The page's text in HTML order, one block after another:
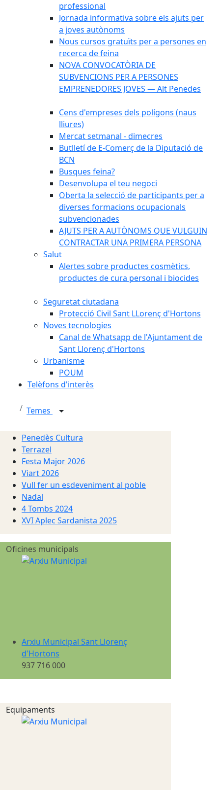
professional
Jornada informativa sobre els ajuts per
a joves autònoms
Nous cursos gratuïts per a persones en
recerca de feina
NOVA CONVOCATÒRIA DE
SUBVENCIONS PER A PERSONES
EMPRENEDORES JOVES — Alt Penedes
Cens d'empreses dels polígons (naus
lliures)
Mercat setmanal - dimecres
Butlletí de E-Comerç de la Diputació de
BCN
Busques feina?
Desenvolupa el teu negoci
Oberta la selecció de participants per a
diverses formacions ocupacionals
subvencionades
AJUTS PER A AUTÒNOMS QUE VULGUIN
CONTRACTAR UNA PRIMERA PERSONA
Salut
Alertes sobre productes cosmètics,
productes de cura personal i biocides
Seguretat ciutadana
Protecció Civil Sant LLorenç d'Hortons
Noves tecnologies
Canal de Whatsapp de l'Ajuntament de
Sant Llorenç d'Hortons
Urbanisme
POUM
Telèfons d'interès
Temes
Penedès Cultura
Terrazel
Festa Major 2026
Viart 2026
Vull fer un esdeveniment al poble
Nadal
4 Tombs 2024
XVI Aplec Sardanista 2025
Oficines municipals
Arxiu Municipal Sant Llorenç
d'Hortons
937 716 000
Equipaments